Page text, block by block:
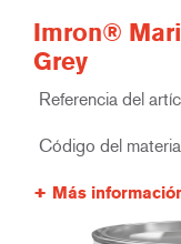
Imron®
Grey
Referencia del
Código del
Más